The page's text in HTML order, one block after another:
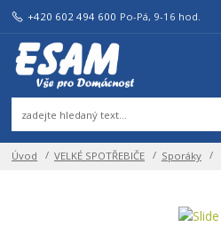
+420 602 494 600 Po-Pá, 9-16 hod.
Úvod VELKÉ SPOTŘEBIČE Sporáky